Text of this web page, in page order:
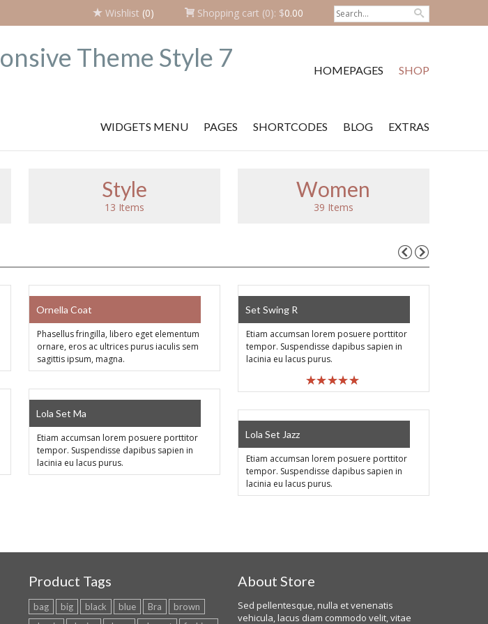
Wishlist (0) Shopping cart (0): $0.00
HOMEPAGES SHOP
WIDGETS MENU PAGES SHORTCODES BLOG EXTRAS
Style
13 Items
Women
39 Items
SALE!
Ornella Coat
Phasellus fringilla, libero eget elementum
ornare, eros ac ultrices purus iaculis sem
sagittis ipsum, magna.
SALE!
Set Swing R
Etiam accumsan lorem posuere porttitor
tempor. Suspendisse dapibus sapien in
lacinia eu lacus purus.
SALE!
Lola Set Ma
Etiam accumsan lorem posuere porttitor
tempor. Suspendisse dapibus sapien in
lacinia eu lacus purus.
SALE!
Lola Set Jazz
Etiam accumsan lorem posuere porttitor
tempor. Suspendisse dapibus sapien in
lacinia eu lacus purus.
Product Tags
bag big black blue Bra
brown
About Store
Sed pellentesque, nulla et venenatis
vehicula, lacus diam commodo velit, vitae